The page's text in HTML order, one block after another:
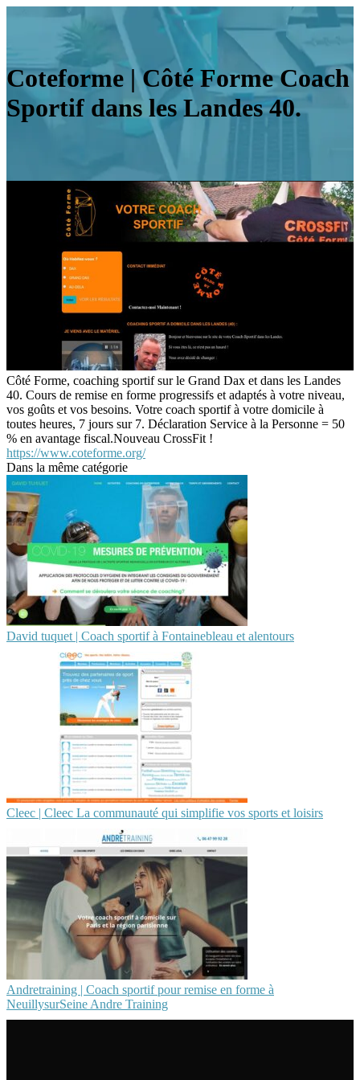
Coteforme | Côté Forme Coach
Sportif dans les Landes 40.
Côté Forme, coaching sportif sur le Grand Dax et dans les Landes
40. Cours de remise en forme progressifs et adaptés à votre niveau,
vos goûts et vos besoins. Votre coach sportif à votre domicile à
toutes heures, 7 jours sur 7. Déclaration Service à la Personne = 50
% en avantage fiscal.Nouveau CrossFit !
https://www.coteforme.org/
Dans la même catégorie
David tuquet | Coach sportif à Fon­tai­neb­leau et alentours
Cleec | Cleec La communauté qui simplifie vos sports et loisirs
Andret­rai­ning | Coach sportif pour remise en forme à
NeuillysurSeine Andre Training